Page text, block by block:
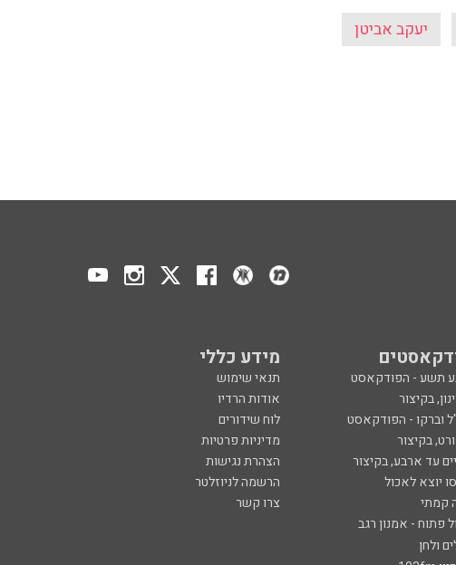
יעקב אביטן
מידע כללי
תשע - הפודקאסט
תנאי שימוש
בקיצור
אודות הרדיו
וברקו - הפודקאסט
לוח שידורים
בקיצור
מדיניות פרטיות
עד ארבע, בקיצור
הצהרת נגישות
יוצא לאכול
הרשמה לניוזלטר
קמתי
צרו קשר
פתוח - אמנון רגב
ולחן